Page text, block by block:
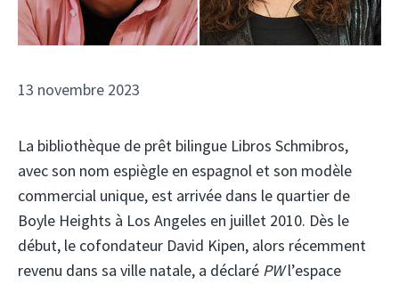
13 novembre 2023
La bibliothèque de prêt bilingue Libros Schmibros,
avec son nom espiègle en espagnol et son modèle
commercial unique, est arrivée dans le quartier de
Boyle Heights à Los Angeles en juillet 2010. Dès le
début, le cofondateur David Kipen, alors récemment
revenu dans sa ville natale, a déclaré PWl’espace